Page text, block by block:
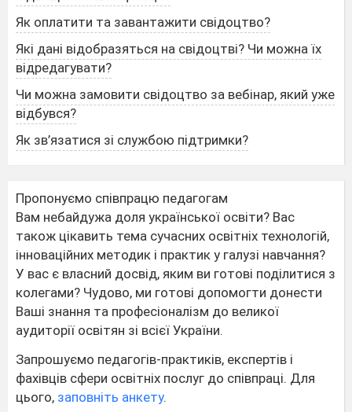
Як оплатити та завантажити свідоцтво?
Які дані відобразяться на свідоцтві? Чи можна їх
відредагувати?
Чи можна замовити свідоцтво за вебінар, який уже
відбувся?
Як зв’язатися зі службою підтримки?
Пропонуємо співпрацю педагогам
Вам небайдужа доля української освіти? Вас
також цікавить тема сучасних освітніх технологій,
інноваційних методик і практик у галузі навчання?
У вас є власний досвід, яким ви готові поділитися з
колегами? Чудово, ми готові допомогти донести
Ваші знання та професіоналізм до великої
аудиторії освітян зі всієї України.
Запрошуємо педагогів-практиків, експертів і
фахівців сфери освітніх послуг до співпраці. Для
цього, заповніть анкету.